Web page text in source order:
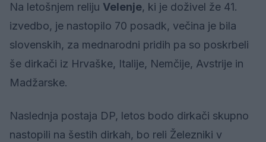
Na letošnjem reliju Velenje, ki je doživel že 41.
izvedbo, je nastopilo 70 posadk, večina je bila
slovenskih, za mednarodni pridih pa so poskrbeli
še dirkači iz Hrvaške, Italije, Nemčije, Avstrije in
Madžarske.
Naslednja postaja DP, letos bodo dirkači skupno
nastopili na šestih dirkah, bo reli Železniki v